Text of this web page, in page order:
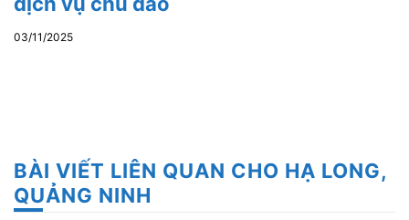
03/11/2025
BÀI VIẾT LIÊN QUAN CHO HẠ LONG,
QUẢNG NINH